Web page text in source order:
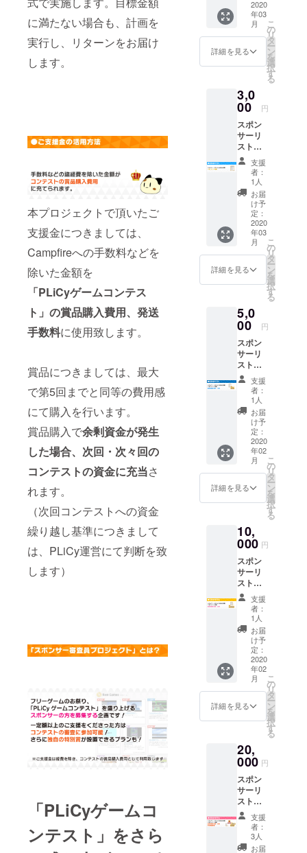
に満たない場合も、計画を
実行し、リターンをお届け
します。
本プロジェクトで頂いたご
支援金につきましては、
Campfireへの手数料などを
除いた金額を
「PLiCyゲームコンテス
ト」の賞品購入費用、発送
手数料に使用致します。
賞品につきましては、最大
で第5回までと同等の費用感
にて購入を行います。
賞品購入で余剰資金が発生
した場合、次回・次々回の
コンテストの資金に充当さ
れます。
（次回コンテストへの資金
繰り越し基準につきまして
は、PLiCy運営にて判断を致
します）
「PLiCyゲームコ
ンテスト」をさら
「リス
ト掲載
ご希望
の名
前」を
ご記入
くださ
序良俗
に反す
る名前
等、リ
スト掲
載に不
適当で
あると
こちら
が判断
した場
合、内
容の再
提出を
お願い
するこ
とがご
2020
年03
月
詳細を見る
こ
の
リ
タ
ー
ン
を
選
択
す
る
3,0
00 円
スポン
サーリ
ストに
お名前
と一言
コメン
ト掲載
※支援
時、必
ず備考
欄に
「リス
ト掲載
ご希望
の名
前」お
「リス
ト掲載
用コメ
ント」
をご記
入くだ
さい。
コメ
ントの
最大文
字数は
140字で
す。 公
序良俗
に反す
る名前
等、リ
あると
こちら
が判断
した場
合、内
容の再
提出を
お願い
するこ
とがご
ざいま
す。
支援
者：
1人
お届
け予
定：
2020
年03
月
詳細を見る
こ
の
リ
タ
ー
ン
を
選
択
す
る
5,0
00 円
スポン
サーリ
ストに
お名前
と二言
コメン
ト掲載
審査投
票に参
加（1
票） ※
支援
時、必
ず備考
欄に
「リス
ご希望
の名
前」お
よび
「リス
ト掲載
用コメ
ント」
をご記
入くだ
さい。
コメ
ントの
最大文
字数は
500字で
す。
メール
アドレ
スに審
査投票
のご案
内を致
しま
す。 公
序良俗
に反す
支援
者：
1人
お届
け予
定：
2020
年02
月
詳細を見る
こ
の
リ
タ
ー
ン
を
選
択
す
る
10,
000 円
スポン
サーリ
ストに
お名前
と二言
コメン
ト掲載
審査投
票に参
加（2
票） ※
支援
時、必
ず備考
欄に
「リス
ご希望
の名
前」お
よび
「リス
ト掲載
用コメ
ント」
をご記
入くだ
支援
者：
1人
お届
け予
定：
2020
年02
月
詳細を見る
こ
の
リ
タ
ー
ン
を
選
択
す
る
20,
000 円
スポン
サーリ
ストに
お名前
と二言
コメン
ト掲載
支援
者：
3人
お届